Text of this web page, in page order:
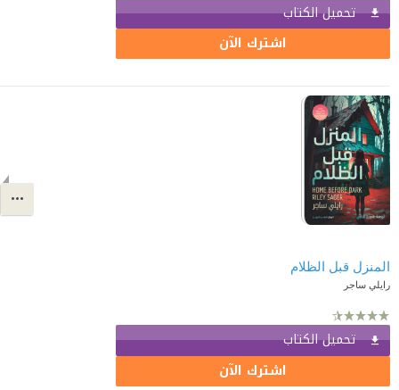
تحميل الكتاب
اشترك الآن
المنزل قبل الظلام
رايلي ساجر
تحميل الكتاب
اشترك الآن